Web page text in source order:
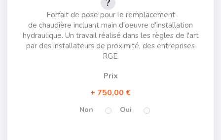
Forfait de pose pour le remplacement
de chaudière incluant main d'oeuvre d'installation
hydraulique. Un travail réalisé dans les règles de l'art
par des installateurs de proximité, des entreprises
RGE.
Prix
750,00 €
Non Oui